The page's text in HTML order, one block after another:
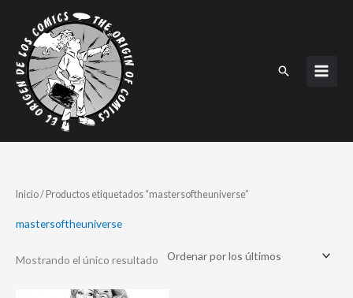
contenido
Buscar
Inicio/ Productos etiquetados “mastersoftheuniverse”
mastersoftheuniverse
Mostrando el único resultado